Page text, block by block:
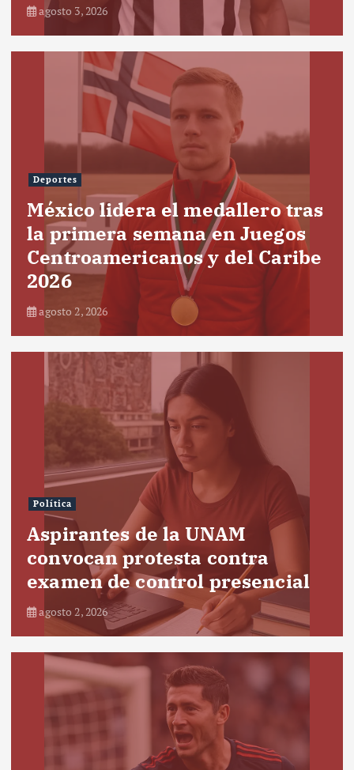
agosto 3, 2026
Deportes
México lidera el medallero tras
la primera semana en Juegos
Centroamericanos y del Caribe
2026
agosto 2, 2026
Política
Aspirantes de la UNAM
convocan protesta contra
examen de control presencial
agosto 2, 2026